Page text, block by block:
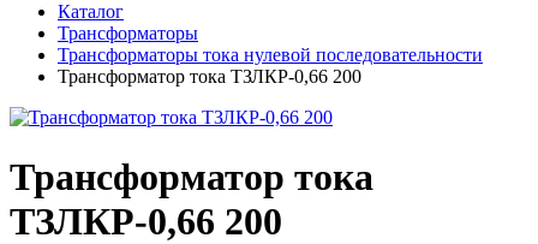
Каталог
Трансформаторы
Трансформаторы тока нулевой последовательности
Трансформатор тока ТЗЛКР-0,66 200
Трансформатор тока
ТЗЛКР-0,66 200